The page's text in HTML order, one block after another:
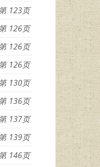
123
126
126
126
130
136
137
139
146